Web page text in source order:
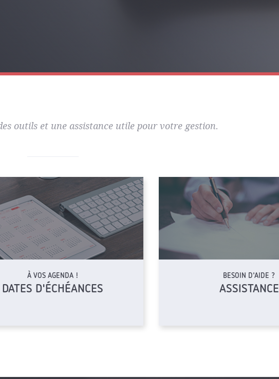
outils et une assistance utile pour votre gestion.
À VOS AGENDA !
DATES D'ÉCHÉANCES
BESOIN D'AIDE ?
ASSISTANCE